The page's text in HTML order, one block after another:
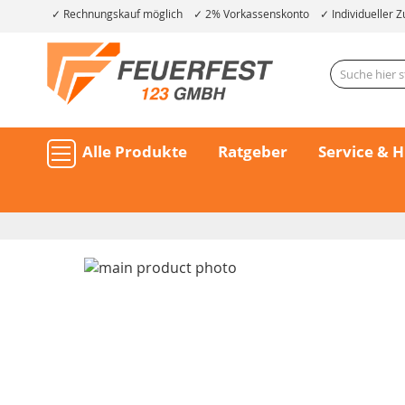
Rechnungskauf möglich 2% Vorkassenskonto Individueller
Alle Produkte Ratgeber Service &
Skip